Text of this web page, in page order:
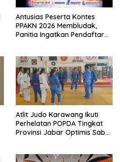
Antusias Peserta Kontes
PPAKN 2026 Membludak,
Panitia Ingatkan Pendaftaran
Atlit Judo Karawang Ikuti
Perhelatan POPDA Tingkat
Provinsi Jabar Optimis Sabet